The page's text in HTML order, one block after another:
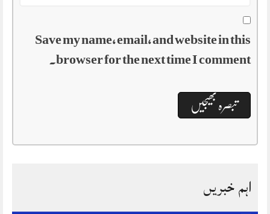
Save my name, email, and website in this
browser for the next time I comment.
اہم خبریں